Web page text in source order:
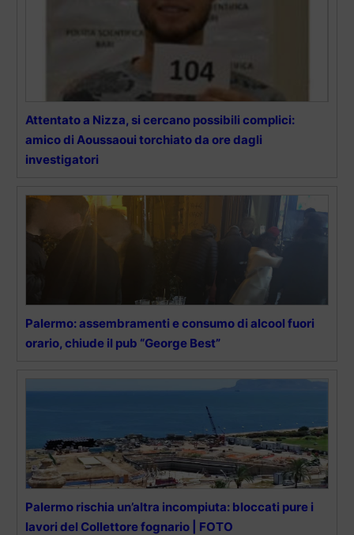
Attentato a Nizza, si cercano possibili complici:
amico di Aoussaoui torchiato da ore dagli
investigatori
Palermo: assembramenti e consumo di alcool fuori
orario, chiude il pub “George Best”
Palermo rischia un’altra incompiuta: bloccati pure i
lavori del Collettore fognario | FOTO